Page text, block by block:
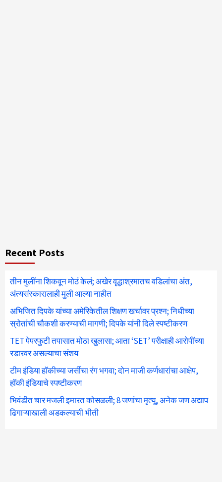
Recent Posts
तीन मुलींना शिकवून मोठं केलं; अखेर वृद्धाश्रमातच वडिलांचा अंत,
अंत्यसंस्कारालाही मुली आल्या नाहीत
अभिजित दिपके यांच्या अमेरिकेतील शिक्षण खर्चावर प्रश्न; निधीच्या
स्रोतांची चौकशी करण्याची मागणी; दिपके यांनी दिले स्पष्टीकरण
TET पेपरफुटी तपासात मोठा खुलासा; आता ‘SET’ परीक्षाही आरोपींच्या
रडारवर असल्याचा संशय
टीम इंडिया हॉकीच्या जर्सीचा रंग भगवा; दोन माजी कर्णधारांचा आक्षेप,
हॉकी इंडियाचे स्पष्टीकरण
भिवंडीत चार मजली इमारत कोसळली; 8 जणांचा मृत्यू, अनेक जण अद्याप
ढिगाऱ्याखाली अडकल्याची भीती